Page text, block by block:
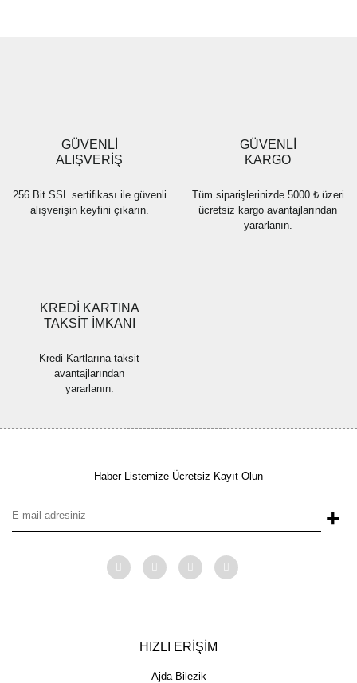
Ürün fiyatı diğer sitelerden daha pahalı.
Bu ürüne benzer farklı alternatifler olmalı.
GÜVENLİ
ALIŞVERİŞ
256 Bit SSL sertifikası ile güvenli
alışverişin keyfini çıkarın.
GÜVENLİ
KARGO
Tüm siparişlerinizde 5000 ₺ üzeri
ücretsiz kargo avantajlarından
yararlanın.
KREDİ KARTINA
TAKSİT İMKANI
Kredi Kartlarına taksit
avantajlarından
yararlanın.
Haber Listemize Ücretsiz Kayıt Olun
+
HIZLI ERİŞİM
Ajda Bilezik